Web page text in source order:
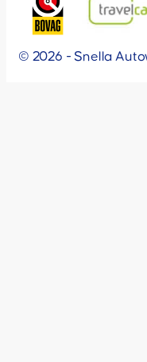
© 2026 - Snella